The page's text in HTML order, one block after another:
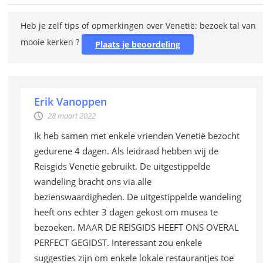
Heb je zelf tips of opmerkingen over Venetië: bezoek tal van
mooie kerken ?
Plaats je beoordeling
Erik Vanoppen
28 maart 2022
Ik heb samen met enkele vrienden Venetië bezocht
gedurene 4 dagen. Als leidraad hebben wij de
Reisgids Venetië gebruikt. De uitgestippelde
wandeling bracht ons via alle
bezienswaardigheden. De uitgestippelde wandeling
heeft ons echter 3 dagen gekost om musea te
bezoeken. MAAR DE REISGIDS HEEFT ONS OVERAL
PERFECT GEGIDST. Interessant zou enkele
suggesties zijn om enkele lokale restaurantjes toe